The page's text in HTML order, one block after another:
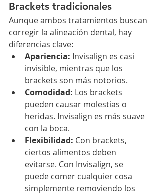
Brackets tradicionales
Aunque ambos tratamientos buscan
corregir la alineación dental, hay
diferencias clave:
Apariencia: Invisalign es casi
invisible, mientras que los
brackets son más notorios.
Comodidad: Los brackets
pueden causar molestias o
heridas. Invisalign es más suave
con la boca.
Flexibilidad: Con brackets,
ciertos alimentos deben
evitarse. Con Invisalign, se
puede comer cualquier cosa
simplemente removiendo los